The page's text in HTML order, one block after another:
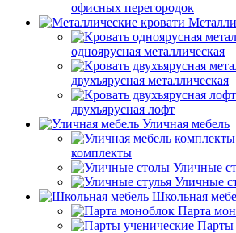
офисных перегородок
одноярусная металлическая
двухъярусная металлическая
двухъярусная лофт
Уличная мебель
комплекты
Уличные
Уличные
Школьная
Парта
Парты